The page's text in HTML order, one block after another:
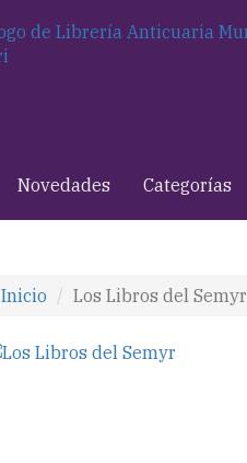
Novedades Categorías
Inicio Los Libros del Semyr